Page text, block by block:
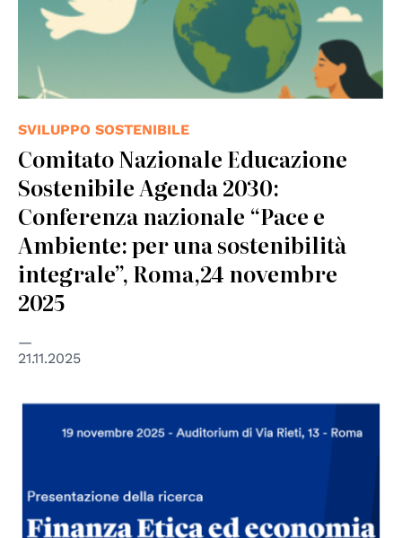
SVILUPPO SOSTENIBILE
Comitato Nazionale Educazione
Sostenibile Agenda 2030:
Conferenza nazionale “Pace e
Ambiente: per una sostenibilità
integrale”, Roma,24 novembre
2025
21.11.2025